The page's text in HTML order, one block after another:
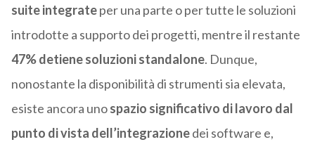
suite integrateper una parte o per tutte le soluzioni
introdotte a supporto dei progetti, mentre il restante
47% detiene soluzioni standalone. Dunque,
nonostante la disponibilità di strumenti sia elevata,
esiste ancora unospazio significativo di lavoro dal
punto di vista dell’integrazionedei software e,